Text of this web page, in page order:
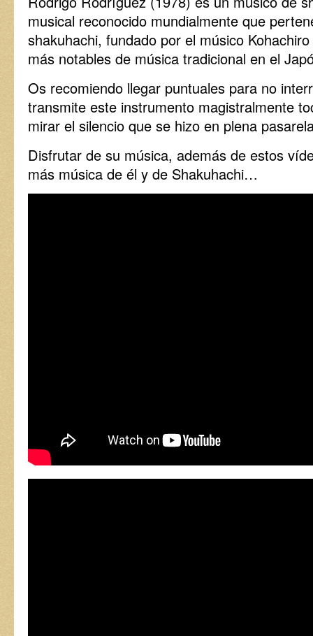
musical reconocido mundialmente que
shakuhachi, fundado por el músico
más notables de música tradicional en el
Os recomiendo llegar puntuales para no
transmite este instrumento magistralmente
mirar el silencio que se hizo en plena
Disfrutar de su música, además de estos
más música de él y de Shakuhachi…